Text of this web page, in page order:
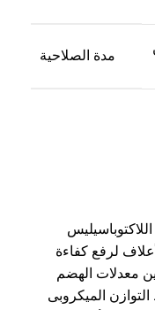
لرفع كفاءة
معدلات الهضم
الميكروبى
مدة الصلاحية